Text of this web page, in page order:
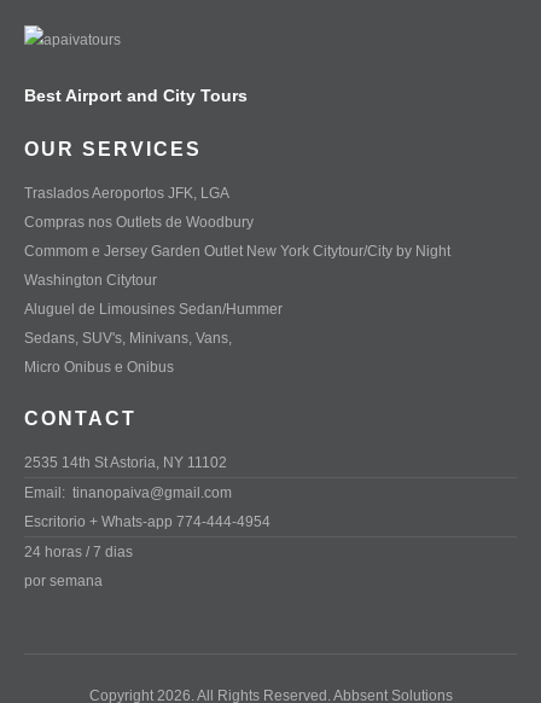
Best Airport and City Tours
OUR SERVICES
Traslados Aeroportos JFK, LGA
Compras nos Outlets de Woodbury
Commom e Jersey Garden Outlet New York Citytour/City by Night
Washington Citytour
Aluguel de Limousines Sedan/Hummer
Sedans, SUV's, Minivans, Vans,
Micro Onibus e Onibus
CONTACT
2535 14th St Astoria, NY 11102
Email: tinanopaiva@gmail.com
Escritorio + Whats-app 774-444-4954
24 horas / 7 dias
por semana
Copyright 2026. All Rights Reserved. Abbsent Solutions